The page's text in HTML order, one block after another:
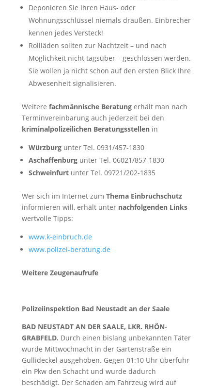
Deponieren Sie Ihren Haus- oder
Wohnungsschlüssel niemals draußen. Einbrecher
kennen jedes Versteck!
Rollläden sollten zur Nachtzeit – und nach
Möglichkeit nicht tagsüber – geschlossen werden.
Sie wollen ja nicht schon auf den ersten Blick Ihre
Abwesenheit signalisieren.
Weitere fachmännische Beratungerhält man nach
Terminvereinbarung auch jederzeit bei den
kriminalpolizeilichen Beratungsstellenin
Würzburg unter Tel. 0931/457-1830
Aschaffenburg unter Tel. 06021/857-1830
Schweinfurt unter Tel. 09721/202-1835
Wer sich im Internet zum Thema Einbruchschutz
informieren will, erhält unter nachfolgenden Links
wertvolle Tipps:
www.k-einbruch.de
www.polizei-beratung.de
Weitere Zeugenaufrufe
Polizeiinspektion Bad Neustadt an der Saale
BAD NEUSTADT AN DER SAALE, LKR. RHÖN-
GRABFELD. Durch einen bislang unbekannten Täter
wurde Mittwochnacht in der Gartenstraße ein
Gullideckel ausgehoben. Gegen 01:10 Uhr überfuhr
ein Pkw den Schacht und wurde dadurch
beschädigt. Der Schaden am Fahrzeug wird auf